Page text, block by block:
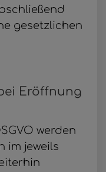
gesetzlichen
Eröffnung
werden
im jeweils